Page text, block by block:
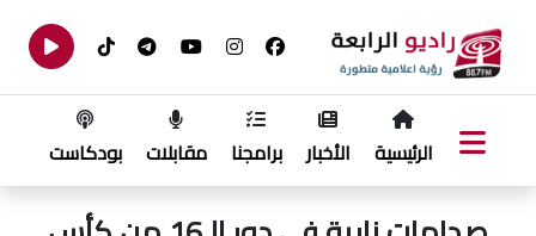
الرئيسية الأخبار برامجنا مقابلات بودكاست